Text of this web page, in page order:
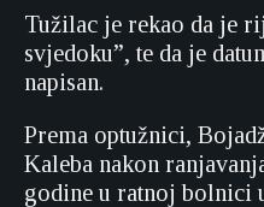
Tužilac je rekao da je
svjedoku”, te da je
napisan.
Prema optužnici,
Kaleba nakon
godine u ratnoj bolnici